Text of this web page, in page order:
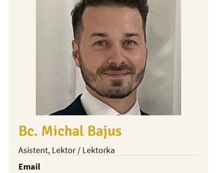
Bc. Michal Bajus
Asistent, Lektor / Lektorka
Email